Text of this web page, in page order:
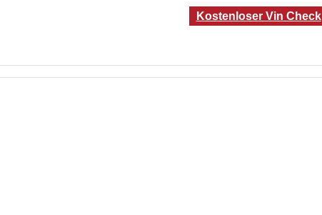
Kostenloser Vin Check